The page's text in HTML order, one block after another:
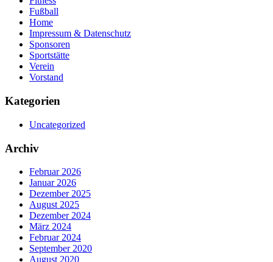
Fußball
Home
Impressum & Datenschutz
Sponsoren
Sportstätte
Verein
Vorstand
Kategorien
Uncategorized
Archiv
Februar 2026
Januar 2026
Dezember 2025
August 2025
Dezember 2024
März 2024
Februar 2024
September 2020
August 2020